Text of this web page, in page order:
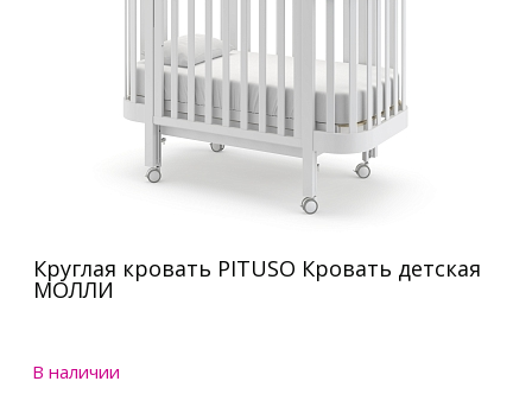
Круглая кровать PITUSO Кровать детская
МОЛЛИ
В наличии